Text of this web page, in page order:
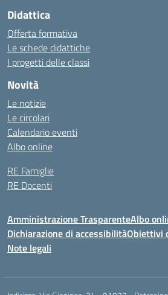
Didattica
Offerta formativa
Le schede didattiche
I progetti delle classi
Novità
Le notizie
Le circolari
Calendario eventi
Albo online
RE Famiglie
RE Docenti
Amministrazione TrasparenteAlbo
Dichiarazione di accessibilitàObiettivi
Note legali